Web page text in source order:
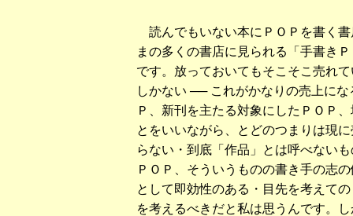
読んでもいない本にＰＯＰを書く
まの多くの書店に見られる「手書き
です。放っておいてもそこそこ売れ
しかない ── これがかなりの売上に
Ｐ、新刊を主たる対象にしたＰＯＰ
とをいいながら、とどのつまりは現
らない・到底「作品」とは呼べない
ＰＯＰ、そういうものの書き手の志
として即効性のある・目先を考えて
を考えるべきだと私は思うんです。